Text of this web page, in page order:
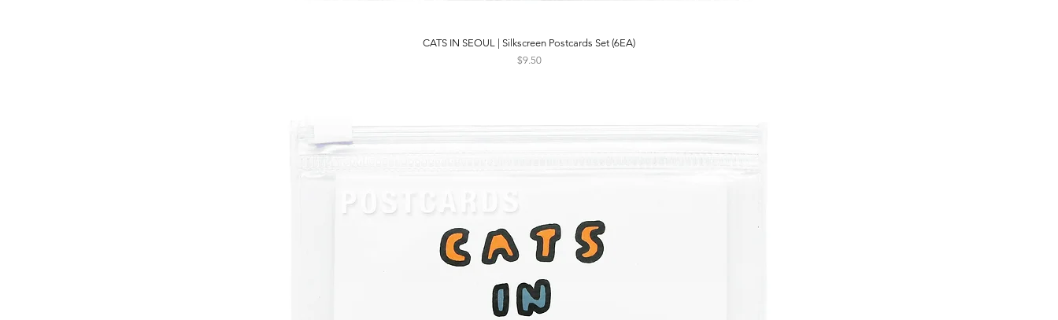
Quick View
CATS IN SEOUL | Silkscreen Postcards Set (6EA)
Price
$9.50